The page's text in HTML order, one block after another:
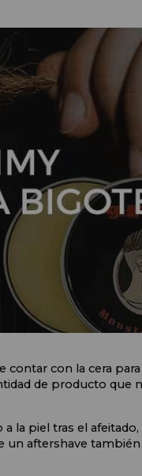
contar con la cera
de producto que
la piel tras el
un aftershave